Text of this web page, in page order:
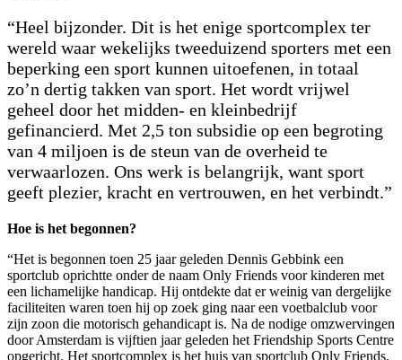
“Heel bijzonder. Dit is het enige sportcomplex ter
wereld waar wekelijks tweeduizend sporters met een
beperking een sport kunnen uitoefenen, in totaal
zo’n dertig takken van sport. Het wordt vrijwel
geheel door het midden- en kleinbedrijf
gefinancierd. Met 2,5 ton subsidie op een begroting
van 4 miljoen is de steun van de overheid te
verwaarlozen. Ons werk is belangrijk, want sport
geeft plezier, kracht en vertrouwen, en het verbindt.”
Hoe is het begonnen?
“Het is begonnen toen 25 jaar geleden Dennis Gebbink een
sportclub oprichtte onder de naam Only Friends voor kinderen met
een lichamelijke handicap. Hij ontdekte dat er weinig van dergelijke
faciliteiten waren toen hij op zoek ging naar een voetbalclub voor
zijn zoon die motorisch gehandicapt is. Na de nodige omzwervingen
door Amsterdam is vijftien jaar geleden het Friendship Sports Centre
opgericht. Het sportcomplex is het huis van sportclub Only Friends,